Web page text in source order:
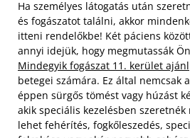
Ha személyes látogatás után
és fogászatot találni, akkor
itteni rendelőkbe! Két páciens
annyi idejük, hogy megmutassák
Mindegyik fogászat 11. kerület ajánl
betegei számára. Ez által nemcsak
éppen sürgős tömést vagy húzást
akik speciális kezelésben szeretnék
lehet fehérítés, fogkőleszedés,